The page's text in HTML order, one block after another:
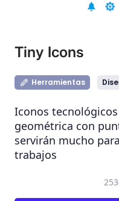
Tiny Icons
Herramientas
Iconos
geométrica con
servirán mucho
trabajos